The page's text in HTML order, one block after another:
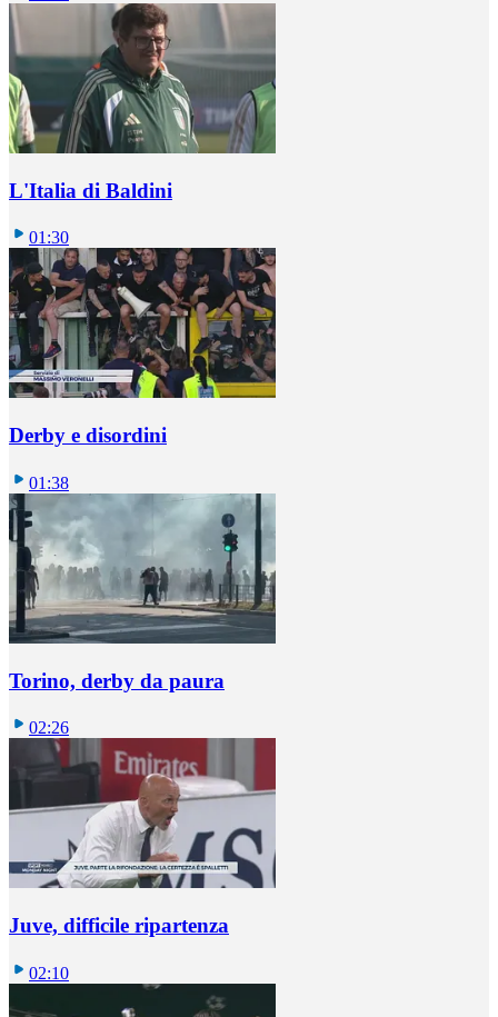
L'Italia di Baldini
01:30
Derby e disordini
01:38
Torino, derby da paura
02:26
Juve, difficile ripartenza
02:10